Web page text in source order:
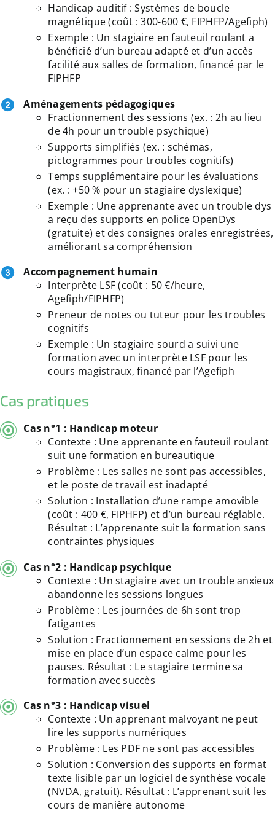
Handicap auditif : Systèmes de boucle
magnétique (coût : 300-600 €, FIPHFP/Agefiph)
Exemple : Un stagiaire en fauteuil roulant a
bénéficié d’un bureau adapté et d’un accès
facilité aux salles de formation, financé par le
FIPHFP
Aménagements pédagogiques
Fractionnement des sessions (ex. : 2h au lieu
de 4h pour un trouble psychique)
Supports simplifiés (ex. : schémas,
pictogrammes pour troubles cognitifs)
Temps supplémentaire pour les évaluations
(ex. : +50 % pour un stagiaire dyslexique)
Exemple : Une apprenante avec un trouble dys
a reçu des supports en police OpenDys
(gratuite) et des consignes orales enregistrées,
améliorant sa compréhension
Accompagnement humain
Interprète LSF (coût : 50 €/heure,
Agefiph/FIPHFP)
Preneur de notes ou tuteur pour les troubles
cognitifs
Exemple : Un stagiaire sourd a suivi une
formation avec un interprète LSF pour les
cours magistraux, financé par l’Agefiph
Cas pratiques
Cas n°1 : Handicap moteur
Contexte : Une apprenante en fauteuil roulant
suit une formation en bureautique
Problème : Les salles ne sont pas accessibles,
et le poste de travail est inadapté
Solution : Installation d’une rampe amovible
(coût : 400 €, FIPHFP) et d’un bureau réglable.
Résultat : L’apprenante suit la formation sans
contraintes physiques
Cas n°2 : Handicap psychique
Contexte : Un stagiaire avec un trouble anxieux
abandonne les sessions longues
Problème : Les journées de 6h sont trop
fatigantes
Solution : Fractionnement en sessions de 2h et
mise en place d’un espace calme pour les
pauses. Résultat : Le stagiaire termine sa
formation avec succès
Cas n°3 : Handicap visuel
Contexte : Un apprenant malvoyant ne peut
lire les supports numériques
Problème : Les PDF ne sont pas accessibles
Solution : Conversion des supports en format
texte lisible par un logiciel de synthèse vocale
(NVDA, gratuit). Résultat : L’apprenant suit les
cours de manière autonome